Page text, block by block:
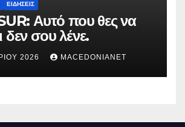
ΕΙΔΉΣΕΙΣ
Αυτό που θες να
δεν σου λένε.
2026 MACEDONIANET